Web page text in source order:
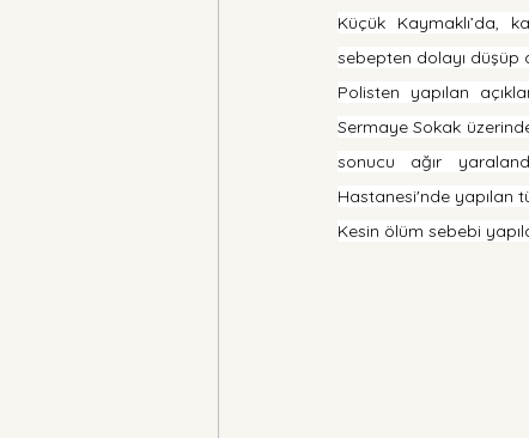
Küçük Kaymaklı’da,
sebepten dolayı düşüp
Polisten yapılan
Sermaye Sokak
sonucu ağır
Hastanesi'nde yapılan
Kesin ölüm sebebi